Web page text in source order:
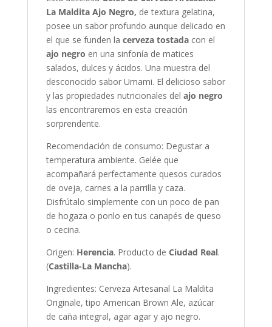
La Maldita Ajo Negro, de textura gelatina,
posee un sabor profundo aunque delicado en
el que se funden la cerveza tostada con el
ajo negro en una sinfonía de matices
salados, dulces y ácidos. Una muestra del
desconocido sabor Umami. El delicioso sabor
y las propiedades nutricionales del ajo negro
las encontraremos en esta creación
sorprendente.
Recomendación de consumo: Degustar a
temperatura ambiente. Gelée que
acompañará perfectamente quesos curados
de oveja, carnes a la parrilla y caza.
Disfrútalo simplemente con un poco de pan
de hogaza o ponlo en tus canapés de queso
o cecina.
Origen: Herencia. Producto de Ciudad Real.
(Castilla-La Mancha).
Ingredientes: Cerveza Artesanal La Maldita
Originale, tipo American Brown Ale, azúcar
de caña integral, agar agar y ajo negro.